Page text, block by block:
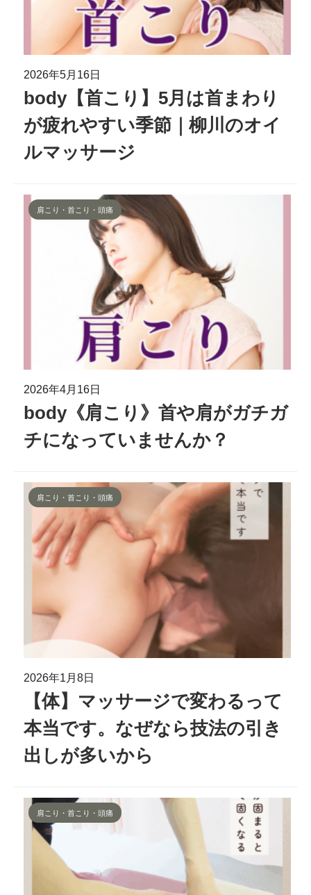
2026年5月16日
body【首こり】5月は首まわり
が疲れやすい季節｜柳川のオイ
ルマッサージ
肩こり・首こり・頭痛
2026年4月16日
body《肩こり》首や肩がガチガ
チになっていませんか？
肩こり・首こり・頭痛
2026年1月8日
【体】マッサージで変わるって
本当です。なぜなら技法の引き
出しが多いから
肩こり・首こり・頭痛